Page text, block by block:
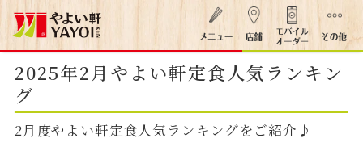
2025年2月やよい軒定食人気ランキン
グ
2月度やよい軒定食人気ランキングをご紹介♪